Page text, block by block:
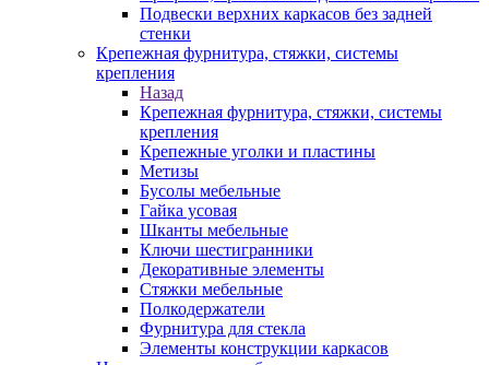
Подвески верхних каркасов без задней
стенки
Крепежная фурнитура, стяжки, системы
крепления
Назад
Крепежная фурнитура, стяжки, системы
крепления
Крепежные уголки и пластины
Метизы
Бусолы мебельные
Гайка усовая
Шканты мебельные
Ключи шестигранники
Декоративные элементы
Стяжки мебельные
Полкодержатели
Фурнитура для стекла
Элементы конструкции каркасов